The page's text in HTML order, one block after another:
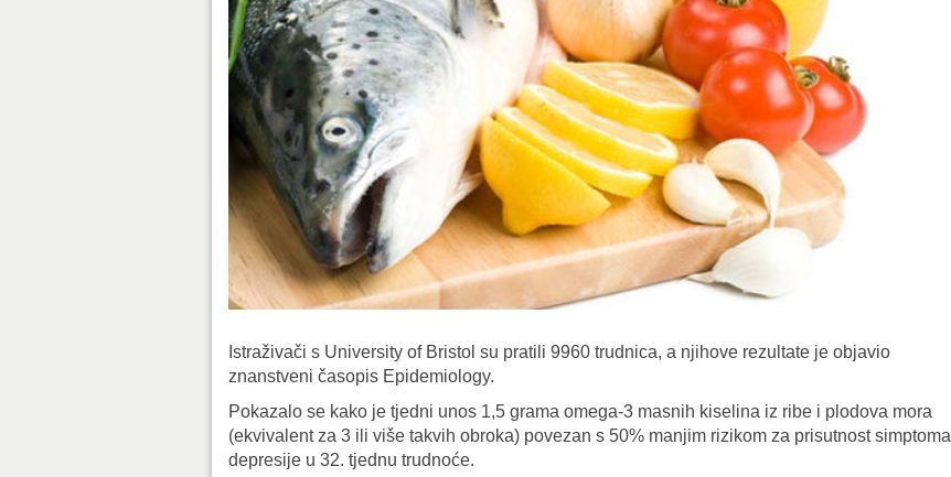
Istraživači s University of Bristol su pratili 9960 trudnica, a njihove rezultate je objavio
znanstveni časopis Epidemiology.
Pokazalo se kako je tjedni unos 1,5 grama omega-3 masnih kiselina iz ribe i plodova mora
(ekvivalent za 3 ili više takvih obroka) povezan s 50% manjim rizikom za prisutnost simptoma
depresije u 32. tjednu trudnoće.